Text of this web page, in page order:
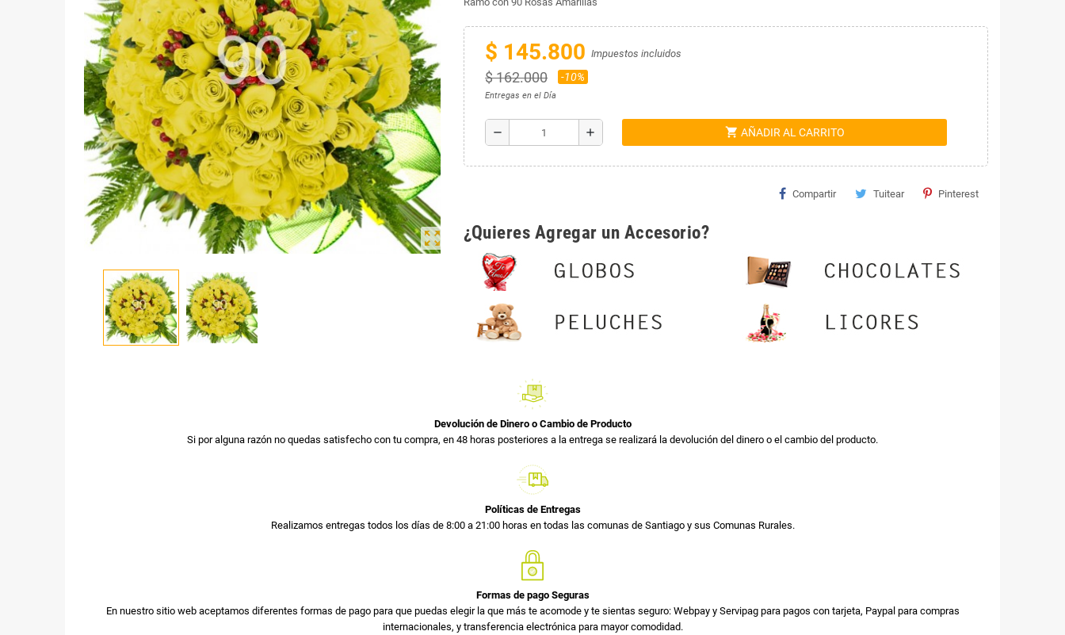
zoom_out_map
$ 145.800 Impuestos incluidos
$ 162.000 -10%
Entregas en el Día
remove add shopping_cart AÑADIR AL CARRITO
Compartir Tuitear Pinterest
¿Quieres Agregar un Accesorio?
Devolución de Dinero o Cambio de Producto
Si por alguna razón no quedas satisfecho con tu compra, en 48 horas posteriores a la entrega se realizará la devolución del dinero o el cambio del producto.
Políticas de Entregas
Realizamos entregas todos los días de 8:00 a 21:00 horas en todas las comunas de Santiago y sus Comunas Rurales.
Formas de pago Seguras
En nuestro sitio web aceptamos diferentes formas de pago para que puedas elegir la que más te acomode y te sientas seguro: Webpay y Servipag para pagos con tarjeta, Paypal para compras
internacionales, y transferencia electrónica para mayor comodidad.